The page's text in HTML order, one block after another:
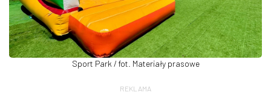
Sport Park / fot. Materiały prasowe
REKLAMA